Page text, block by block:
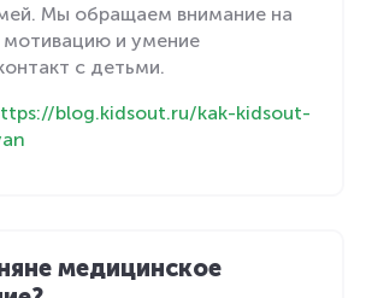
Мы обращаем внимание на
и умение
с детьми.
blog.kidsout.ru/kak-kidsout-
медицинское